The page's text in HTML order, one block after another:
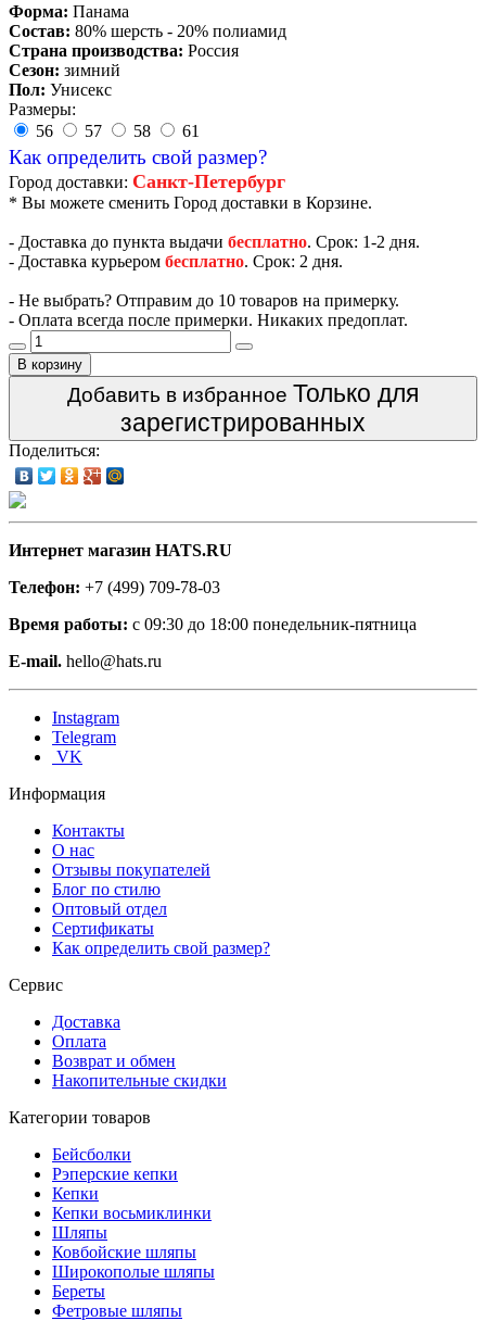
Форма: Панама
Состав: 80% шерсть - 20% полиамид
Страна производства: Россия
Сезон: зимний
Пол: Унисекс
Размеры:
56
57 58 61
Как определить свой размер?
Город доставки: Санкт-Петербург
* Вы можете сменить Город доставки в Корзине.
- Доставка до пункта выдачи бесплатно. Срок: 1-2 дня.
- Доставка курьером бесплатно. Срок: 2 дня.
- Не выбрать? Отправим до 10 товаров на примерку.
- Оплата всегда после примерки. Никаких предоплат.
В корзину
Добавить в избранное Только для
зарегистрированных
Поделиться:
Интернет магазин HATS.RU
Телефон: +7 (499) 709-78-03
Время работы: с 09:30 до 18:00 понедельник-пятница
E-mail. hello@hats.ru
Instagram
Telegram
VK
Информация
Контакты
О нас
Отзывы покупателей
Блог по стилю
Оптовый отдел
Сертификаты
Как определить свой размер?
Сервис
Доставка
Оплата
Возврат и обмен
Накопительные скидки
Категории товаров
Бейсболки
Рэперские кепки
Кепки
Кепки восьмиклинки
Шляпы
Ковбойские шляпы
Широкополые шляпы
Береты
Фетровые шляпы